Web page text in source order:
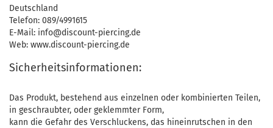
Deutschland
Telefon: 089/4991615
E-Mail: info@discount-piercing.de
Web: www.discount-piercing.de
Sicherheitsinformationen:
Das Produkt, bestehend aus einzelnen oder kombinierten Teilen,
in geschraubter, oder geklemmter Form,
kann die Gefahr des Verschluckens, das hineinrutschen in den